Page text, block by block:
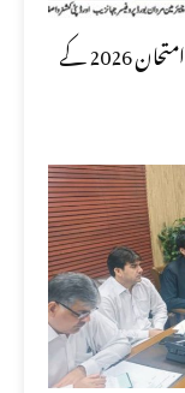
تعلیمی بورڈ مردان نے ایس ایس سی سالانہ اول امتحان 2026 کے